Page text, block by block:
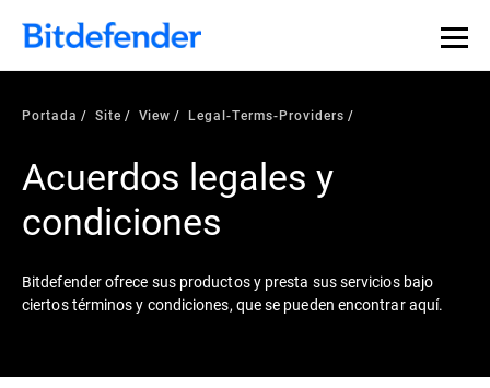
Portada Site View Legal-Terms-Providers
Acuerdos legales y
condiciones
Bitdefender ofrece sus productos y presta sus servicios bajo
ciertos términos y condiciones, que se pueden encontrar aquí.